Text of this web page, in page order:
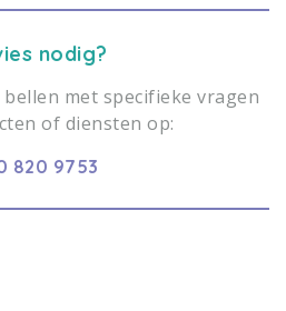
nodig?
met specifieke vragen
of diensten op:
820 9753